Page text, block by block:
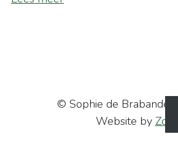
© Sophie de Brabander
Website by Zofie